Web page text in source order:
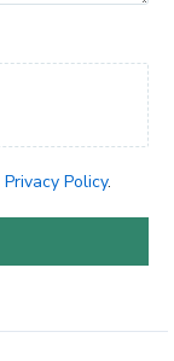
Privacy Policy.